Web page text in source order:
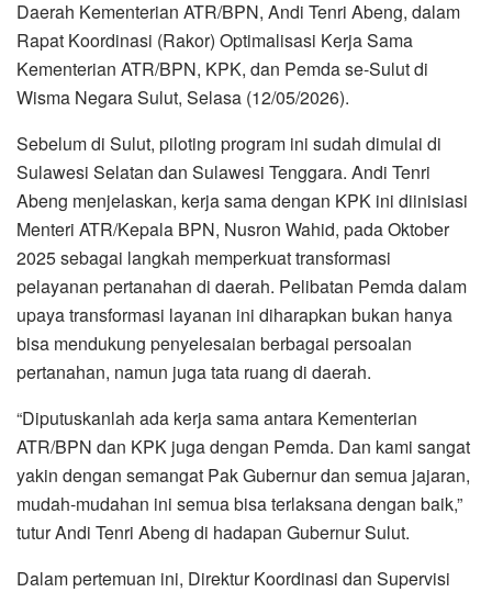
Daerah Kementerian ATR/BPN, Andi Tenri Abeng, dalam
Rapat Koordinasi (Rakor) Optimalisasi Kerja Sama
Kementerian ATR/BPN, KPK, dan Pemda se-Sulut di
Wisma Negara Sulut, Selasa (12/05/2026).
Sebelum di Sulut, piloting program ini sudah dimulai di
Sulawesi Selatan dan Sulawesi Tenggara. Andi Tenri
Abeng menjelaskan, kerja sama dengan KPK ini diinisiasi
Menteri ATR/Kepala BPN, Nusron Wahid, pada Oktober
2025 sebagai langkah memperkuat transformasi
pelayanan pertanahan di daerah. Pelibatan Pemda dalam
upaya transformasi layanan ini diharapkan bukan hanya
bisa mendukung penyelesaian berbagai persoalan
pertanahan, namun juga tata ruang di daerah.
“Diputuskanlah ada kerja sama antara Kementerian
ATR/BPN dan KPK juga dengan Pemda. Dan kami sangat
yakin dengan semangat Pak Gubernur dan semua jajaran,
mudah-mudahan ini semua bisa terlaksana dengan baik,”
tutur Andi Tenri Abeng di hadapan Gubernur Sulut.
Dalam pertemuan ini, Direktur Koordinasi dan Supervisi